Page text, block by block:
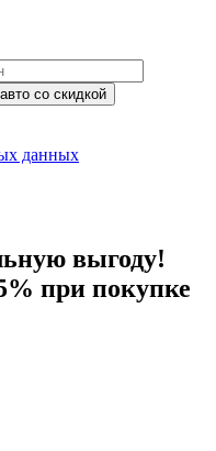
Купить авто со скидкой
данных
выгоду!
при покупке